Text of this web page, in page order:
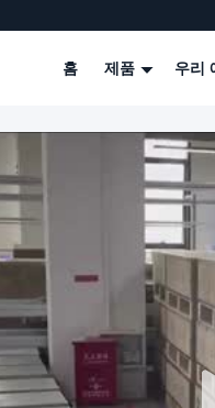
홈 제품 우리